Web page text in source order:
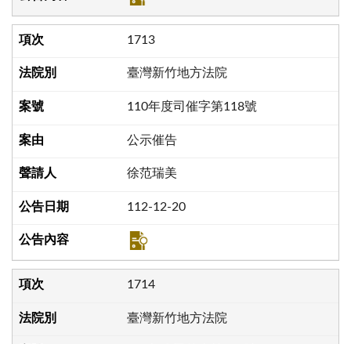
1713
臺灣新竹地方法院
110年度司催字第118號
公示催告
徐范瑞美
112-12-20
1714
臺灣新竹地方法院